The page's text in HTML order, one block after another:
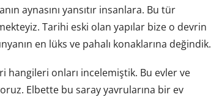
aynasını yansıtır insanlara. Bu tür
Tarihi eski olan yapılar bize o devrin
en lüks ve pahalı konaklarına değindik.
hangileri onları incelemiştik. Bu evler ve
Elbette bu saray yavrularına bir ev